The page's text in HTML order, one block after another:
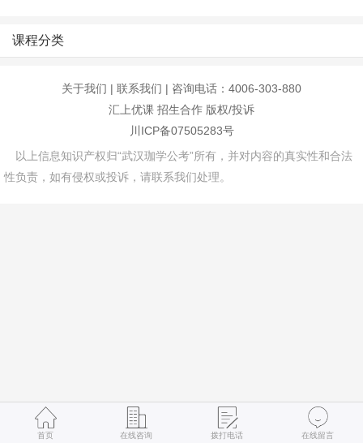
课程分类
关于我们 | 联系我们 | 咨询电话：4006-303-880
汇上优课 招生合作 版权/投诉
川ICP备07505283号
以上信息知识产权归“武汉珈学公考”所有，并对内容的真实性和合法
性负责，如有侵权或投诉，请联系我们处理。
首页 在线咨询 拨打电话 在线留言